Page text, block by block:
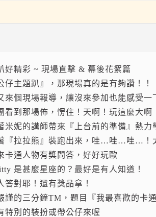
好精彩 ~ 現場直擊 & 幕後花絮篇
仔主題趴』，那現場真的是有夠讚！！
來個現場報導，讓沒來參加也能感受一
看到那場佈，愣住！天啊！玩這麼大啊
米妮的講師帶來『上台前的準備』熱力
『拉拉熊』裝跑出來，哇…哇…哇…！
卡通人物有獎問答，好好玩歐
是甚麼星座的？最好是有人知道！
答對耶！還有獎品拿！
謹的三分鐘TM，題目『我最喜歡的卡通
特別的裝扮或帶公仔來喔